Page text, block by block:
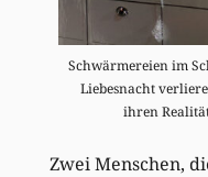
Schwärmereien im
Liebesnacht
ihren
Zwei Menschen,